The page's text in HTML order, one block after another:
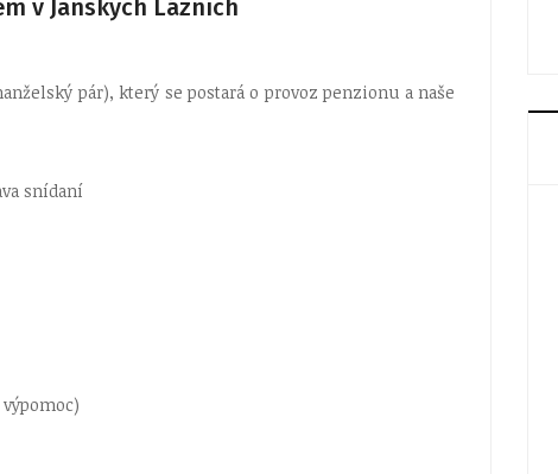
v Janských Lázních
pár), který se postará o provoz penzionu a naše
snídaní